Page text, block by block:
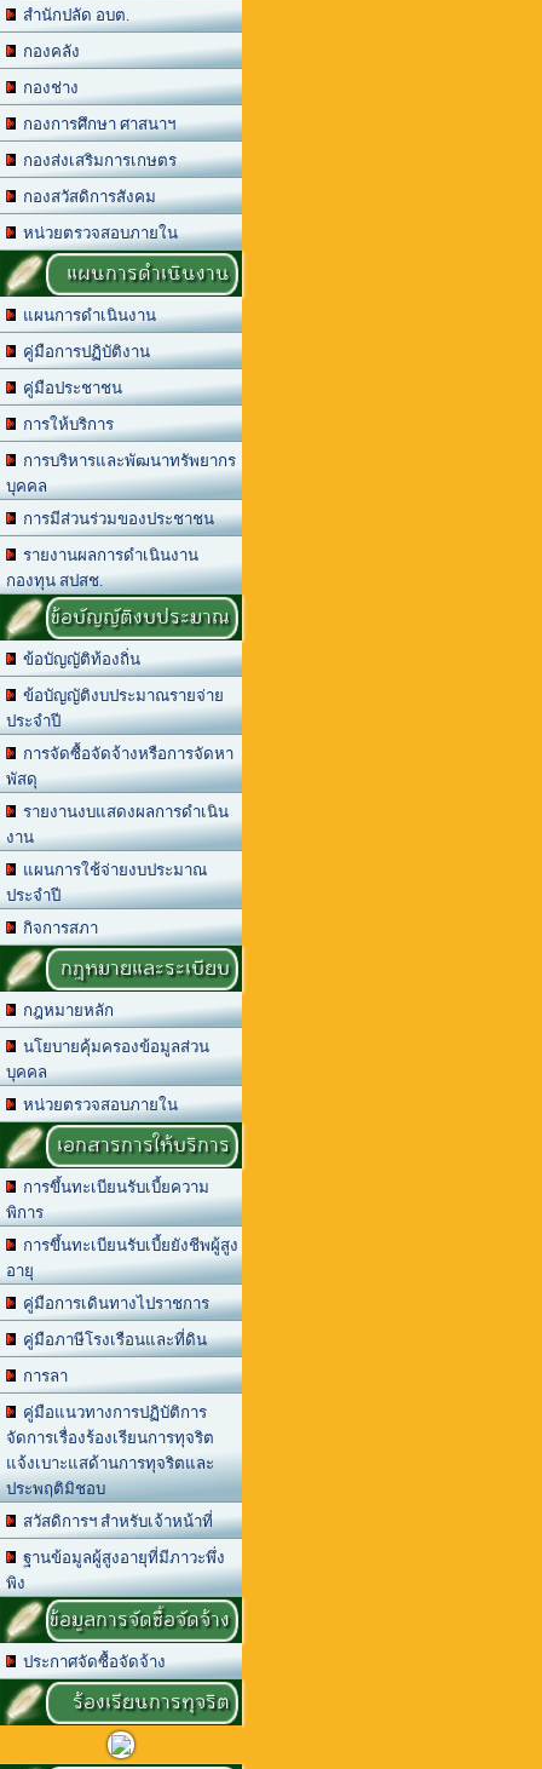
สำนักปลัด อบต.
กองคลัง
กองช่าง
กองการศึกษา ศาสนาฯ
กองส่งเสริมการเกษตร
กองสวัสดิการสังคม
หน่วยตรวจสอบภายใน
แผนการดำเนินงาน
แผนการดำเนินงาน
คู่มือการปฏิบัติงาน
คู่มือประชาชน
การให้บริการ
การบริหารและพัฒนาทรัพยากร
บุคคล
การมีส่วนร่วมของประชาชน
รายงานผลการดำเนินงาน
กองทุน สปสช.
ข้อบัญญัติงบประมาณ
ข้อบัญญัติท้องถิ่น
ข้อบัญญัติงบประมาณรายจ่าย
ประจำปี
การจัดซื้อจัดจ้างหรือการจัดหา
พัสดุ
รายงานงบแสดงผลการดำเนิน
งาน
แผนการใช้จ่ายงบประมาณ
ประจำปี
กิจการสภา
กฎหมายและระเบียบ
กฎหมายหลัก
นโยบายคุ้มครองข้อมูลส่วน
บุคคล
หน่วยตรวจสอบภายใน
เอกสารการให้บริการ
การขึ้นทะเบียนรับเบี้ยความ
พิการ
การขึ้นทะเบียนรับเบี้ยยังชีพผู้สูง
อายุ
คู่มือการเดินทางไปราชการ
คู่มือภาษีโรงเรือนและที่ดิน
การลา
คู่มือแนวทางการปฏิบัติการ
จัดการเรื่องร้องเรียนการทุจริต
แจ้งเบาะแสด้านการทุจริตและ
ประพฤติมิชอบ
สวัสดิการฯ สำหรับเจ้าหน้าที่
ฐานข้อมูลผู้สูงอายุที่มีภาวะพึ่ง
พิง
ข้อมูลการจัดซื้อจัดจ้าง
ประกาศจัดซื้อจัดจ้าง
ร้องเรียนการทุจริต